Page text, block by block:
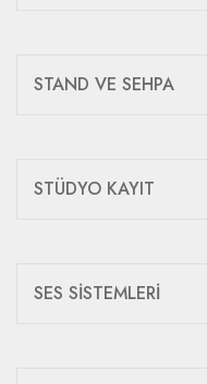
STAND VE SEHPA
STÜDYO KAYIT
SES SİSTEMLERİ